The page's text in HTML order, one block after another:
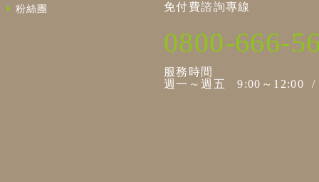
粉絲團 免付費諮詢專線
0800-666-
服務時間
週一～週五 9:00～12:00 /